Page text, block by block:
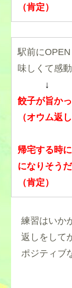
（肯定）
駅前に
味しくて感
↓
餃子が旨か
（オウム返し
帰宅する時
になりそうだ
（肯定）
練習はいか
返しをして
ポジティブ